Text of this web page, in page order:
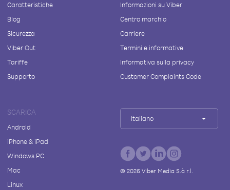
Caratteristiche
Blog
Sicurezza
Viber Out
Tariffe
Supporto
Informazioni su Viber
Centro marchio
Carriere
Termini e informative
Informativa sulla privacy
Customer Complaints Code
SCARICA
Android
iPhone & iPad
Windows PC
Mac
Linux
Italiano
© 2026Viber Media S.à r.l.